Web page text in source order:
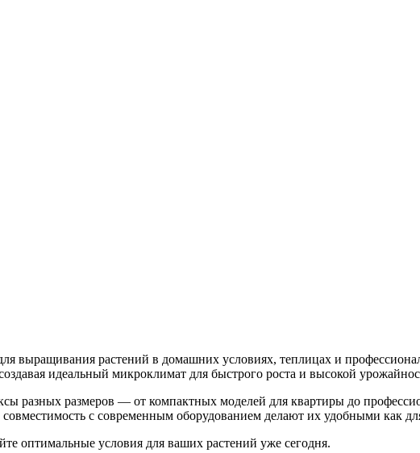
выращивания растений в домашних условиях, теплицах и
идеальный микроклимат для быстрого роста и высокой
разных размеров — от компактных моделей для квартиры до
с современным оборудованием делают их удобными как
оптимальные условия для ваших растений уже сегодня.